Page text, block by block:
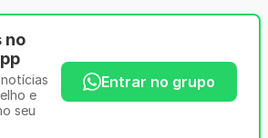
no
e
seu
Entrar no grupo